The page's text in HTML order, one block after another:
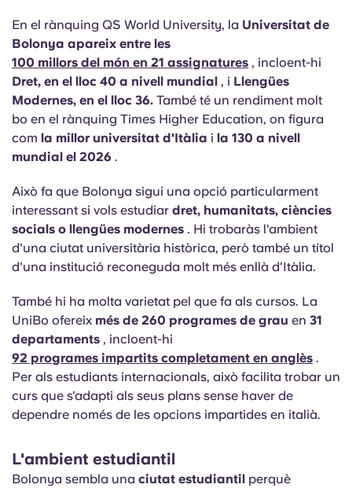
En el rànquing QS World University, la Universitat de
Bolonya apareix entre les
100 millors del món en 21 assignatures , incloent-hi
Dret, en el lloc 40 a nivell mundial , i Llengües
Modernes, en el lloc 36. També té un rendiment molt
bo en el rànquing Times Higher Education, on figura
com la millor universitat d'Itàlia i la 130 a nivell
mundial el 2026 .
Això fa que Bolonya sigui una opció particularment
interessant si vols estudiar dret, humanitats, ciències
socials o llengües modernes . Hi trobaràs l'ambient
d'una ciutat universitària històrica, però també un títol
d'una institució reconeguda molt més enllà d'Itàlia.
També hi ha molta varietat pel que fa als cursos. La
UniBo ofereix més de 260 programes de grau en 31
departaments , incloent-hi
92 programes impartits completament en anglès .
Per als estudiants internacionals, això facilita trobar un
curs que s'adapti als seus plans sense haver de
dependre només de les opcions impartides en italià.
L'ambient estudiantil
Bolonya sembla una ciutat estudiantil perquè